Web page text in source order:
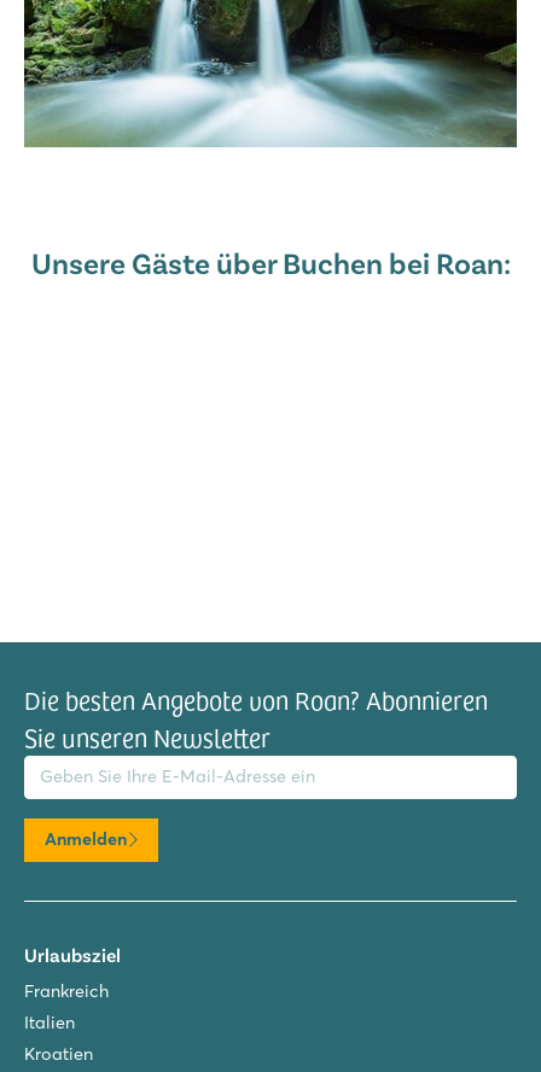
Unsere Gäste über Buchen bei Roan:
Die besten Angebote von Roan? Abonnieren
Sie unseren Newsletter
Adresse
Anmelden
Urlaubsziel
Frankreich
Italien
Kroatien